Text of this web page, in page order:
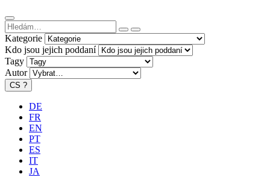
Kategorie
Kdo jsou jejich poddaní
Tagy
Autor
CS ?
DE
FR
EN
PT
ES
IT
JA